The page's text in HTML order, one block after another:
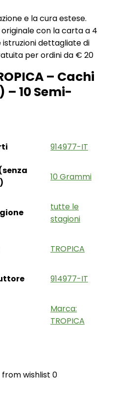
e la cura estese.
con la carta a 4
dettagliate di
per ordini da € 20
– Cachi
10 Semi-
‎914977-IT
‎10 Grammi
‎tutte le
stagioni
‎TROPICA
‎914977-IT
Marca:
TROPICA
from wishlist 0